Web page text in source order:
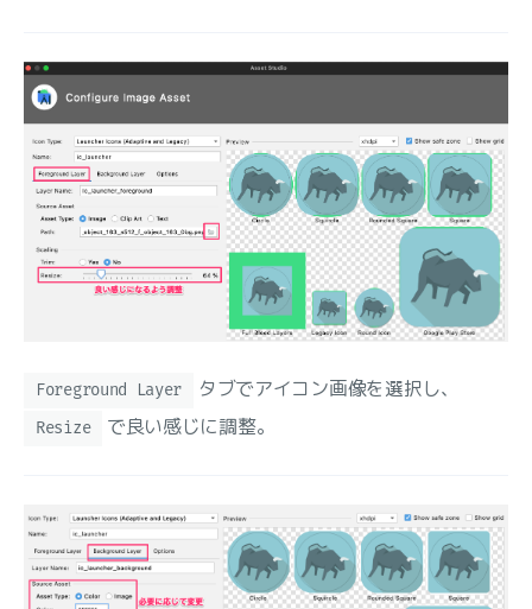
Foreground Layer タブでアイコン画像を選択し、
Resize で良い感じに調整。